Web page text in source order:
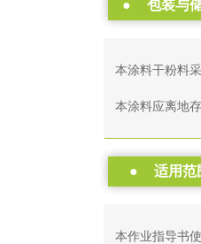
● 包装与
本涂料干粉料
本涂料应离地
● 适用范
本作业指导书